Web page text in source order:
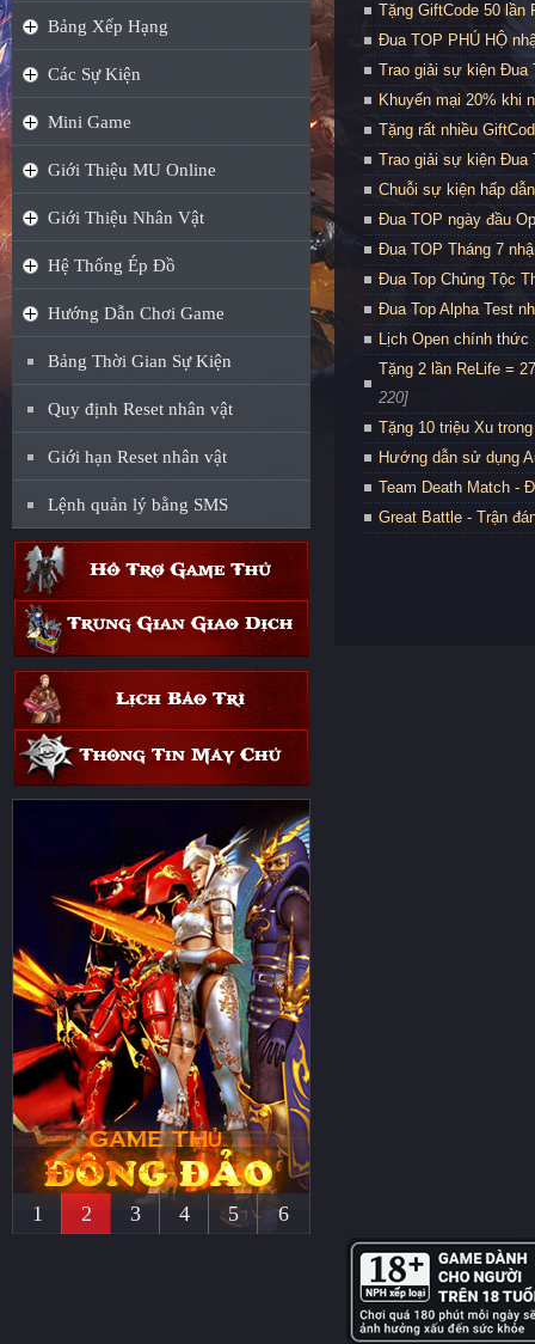
Bảng Xếp Hạng
Các Sự Kiện
Mini Game
Giới Thiệu MU Online
Giới Thiệu Nhân Vật
Hệ Thống Ép Đồ
Hướng Dẫn Chơi Game
Bảng Thời Gian Sự Kiện
Quy định Reset nhân vật
Giới hạn Reset nhân vật
Lệnh quản lý bằng SMS
1 2 3 4 5 6
Tặng GiftCode 50 lần
Đua TOP PHÚ HỘ
Trao giải sự kiện Đua
Khuyến mại 20% khi
Tặng rất nhiều
Trao giải sự kiện Đua
Chuỗi sự kiện hấp
Đua TOP ngày đầu
Đua TOP Tháng 7
Đua Top Chủng Tộc
Đua Top Alpha Test
Lịch Open chính thức
Tặng 2 lần ReLife =
220]
Tặng 10 triệu Xu
Hướng dẫn sử dụng
Team Death Match -
Great Battle - Trận